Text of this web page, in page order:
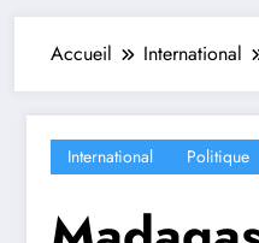
Accueil International
International Politique